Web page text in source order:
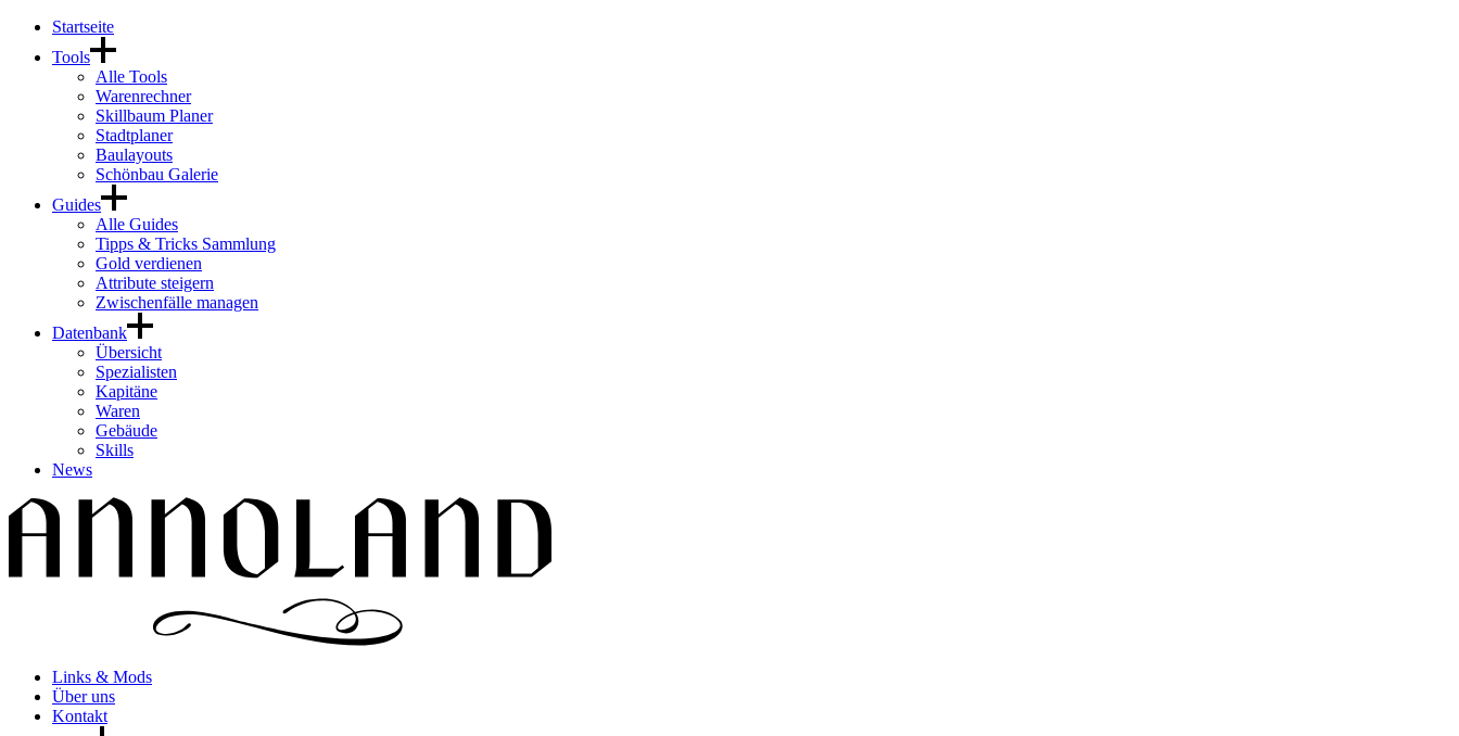
Startseite
Tools
Alle Tools
Warenrechner
Skillbaum Planer
Stadtplaner
Baulayouts
Schönbau Galerie
Guides
Alle Guides
Tipps & Tricks Sammlung
Gold verdienen
Attribute steigern
Zwischenfälle managen
Datenbank
Übersicht
Spezialisten
Kapitäne
Waren
Gebäude
Skills
News
Links & Mods
Über uns
Kontakt